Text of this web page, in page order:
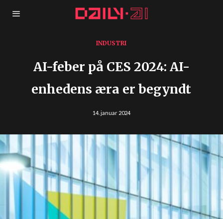
INDUSTRI
AI-feber på CES 2024: AI-
enhedens æra er begyndt
14. januar 2024